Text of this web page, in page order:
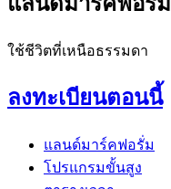
ใช้ชีวิตที่เหนือธรรมดา
ลงทะเบียนตอนนี้
แลนด์มาร์คฟอรั่ม
โปรแกรมขั้นสูง